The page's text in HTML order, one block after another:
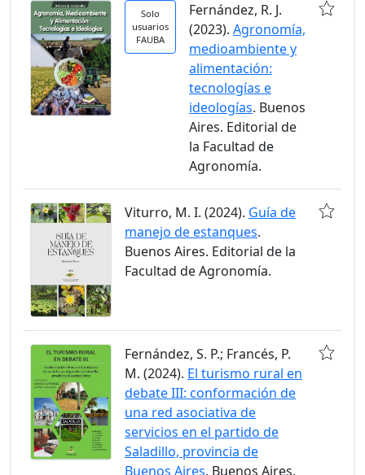
Solo
usuarios
FAUBA
Fernández, R. J.
(2023). Agronomía,
medioambiente y
alimentación:
tecnologías e
ideologías. Buenos
Aires. Editorial de
la Facultad de
Agronomía.
Viturro, M. I. (2024). Guía de
manejo de estanques.
Buenos Aires. Editorial de la
Facultad de Agronomía.
Fernández, S. P.; Francés, P.
M. (2024). El turismo rural en
debate III: conformación de
una red asociativa de
servicios en el partido de
Saladillo, provincia de
Buenos Aires. Buenos Aires.